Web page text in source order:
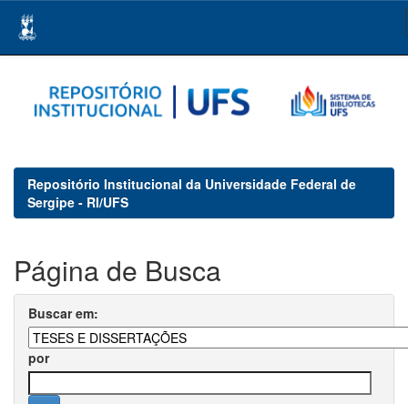
navigation
Repositório Institucional da Universidade Federal de
Sergipe - RI/UFS
Página de Busca
Buscar em:
por